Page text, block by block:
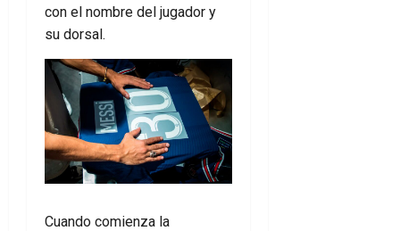
con el nombre del jugador y
su dorsal.
Cuando comienza la